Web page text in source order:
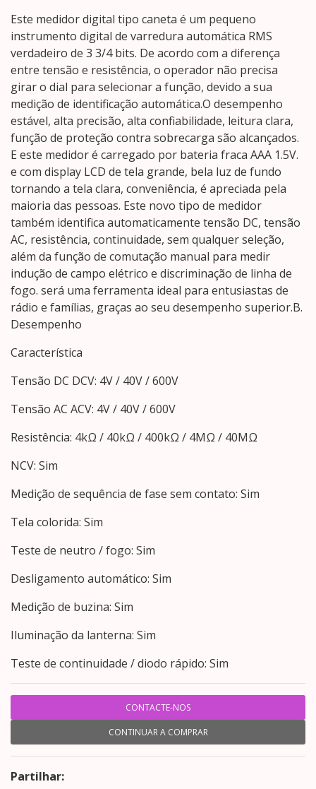
Este medidor digital tipo caneta é um pequeno
instrumento digital de varredura automática RMS
verdadeiro de 3 3/4 bits. De acordo com a diferença
entre tensão e resistência, o operador não precisa
girar o dial para selecionar a função, devido a sua
medição de identificação automática.O desempenho
estável, alta precisão, alta confiabilidade, leitura clara,
função de proteção contra sobrecarga são alcançados.
E este medidor é carregado por bateria fraca AAA 1.5V.
e com display LCD de tela grande, bela luz de fundo
tornando a tela clara, conveniência, é apreciada pela
maioria das pessoas. Este novo tipo de medidor
também identifica automaticamente tensão DC, tensão
AC, resistência, continuidade, sem qualquer seleção,
além da função de comutação manual para medir
indução de campo elétrico e discriminação de linha de
fogo. será uma ferramenta ideal para entusiastas de
rádio e famílias, graças ao seu desempenho superior.B.
Desempenho
Característica
Tensão DC DCV: 4V / 40V / 600V
Tensão AC ACV: 4V / 40V / 600V
Resistência: 4kΩ / 40kΩ / 400kΩ / 4MΩ / 40MΩ
NCV: Sim
Medição de sequência de fase sem contato: Sim
Tela colorida: Sim
Teste de neutro / fogo: Sim
Desligamento automático: Sim
Medição de buzina: Sim
Iluminação da lanterna: Sim
Teste de continuidade / diodo rápido: Sim
CONTACTE-NOS
CONTINUAR A COMPRAR
Partilhar: